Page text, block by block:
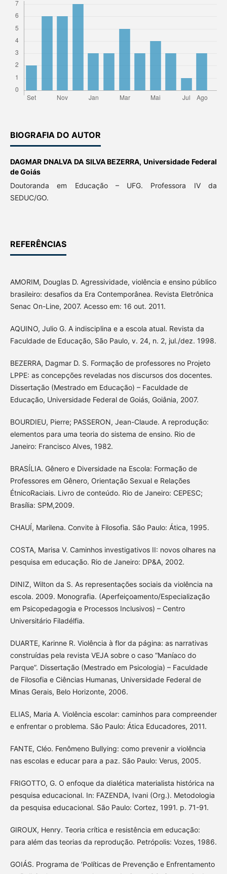
BIOGRAFIA DO AUTOR
DAGMAR DNALVA DA SILVA BEZERRA,Universidade Federal
de Goiás
Doutoranda em Educação – UFG. Professora IV da
SEDUC/GO.
REFERÊNCIAS
AMORIM, Douglas D. Agressividade, violência e ensino público
brasileiro: desafios da Era Contemporânea. Revista Eletrônica
Senac On-Line, 2007. Acesso em: 16 out. 2011.
AQUINO, Julio G. A indisciplina e a escola atual. Revista da
Faculdade de Educação, São Paulo, v. 24, n. 2, jul./dez. 1998.
BEZERRA, Dagmar D. S. Formação de professores no Projeto
LPPE: as concepções reveladas nos discursos dos docentes.
Dissertação (Mestrado em Educação) – Faculdade de
Educação, Universidade Federal de Goiás, Goiânia, 2007.
BOURDIEU, Pierre; PASSERON, Jean-Claude. A reprodução:
elementos para uma teoria do sistema de ensino. Rio de
Janeiro: Francisco Alves, 1982.
BRASÍLIA. Gênero e Diversidade na Escola: Formação de
Professores em Gênero, Orientação Sexual e Relações
ÉtnicoRaciais. Livro de conteúdo. Rio de Janeiro: CEPESC;
Brasília: SPM,2009.
CHAUÍ, Marilena. Convite à Filosofia. São Paulo: Ática, 1995.
COSTA, Marisa V. Caminhos investigativos II: novos olhares na
pesquisa em educação. Rio de Janeiro: DP&A, 2002.
DINIZ, Wilton da S. As representações sociais da violência na
escola. 2009. Monografia. (Aperfeiçoamento/Especialização
em Psicopedagogia e Processos Inclusivos) – Centro
Universitário Filadélfia.
DUARTE, Karinne R. Violência à flor da página: as narrativas
construídas pela revista VEJA sobre o caso “Maníaco do
Parque”. Dissertação (Mestrado em Psicologia) – Faculdade
de Filosofia e Ciências Humanas, Universidade Federal de
Minas Gerais, Belo Horizonte, 2006.
ELIAS, Maria A. Violência escolar: caminhos para compreender
e enfrentar o problema. São Paulo: Ática Educadores, 2011.
FANTE, Cléo. Fenômeno Bullying: como prevenir a violência
nas escolas e educar para a paz. São Paulo: Verus, 2005.
FRIGOTTO, G. O enfoque da dialética materialista histórica na
pesquisa educacional. In: FAZENDA, Ivani (Org.). Metodologia
da pesquisa educacional. São Paulo: Cortez, 1991. p. 71-91.
GIROUX, Henry. Teoria crítica e resistência em educação:
para além das teorias da reprodução. Petrópolis: Vozes, 1986.
GOIÁS. Programa de ‘Políticas de Prevenção e Enfrentamento